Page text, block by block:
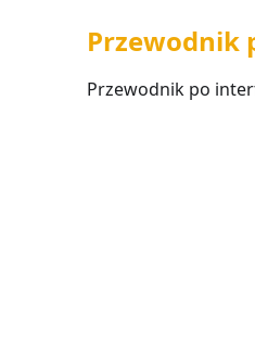
Przewodnik
Przewodnik po